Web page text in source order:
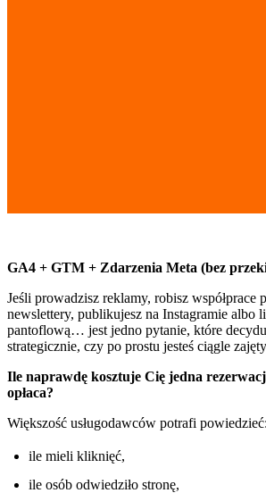
GA4 + GTM + Zdarzenia Meta (bez
Jeśli prowadzisz reklamy, robisz współprace
newslettery, publikujesz na Instagramie albo
pantoflową… jest jedno pytanie, które
strategicznie, czy po prostu jesteś ciągle
Ile naprawdę kosztuje Cię jedna
opłaca?
Większość usługodawców potrafi powiedzieć:
ile mieli kliknięć,
ile osób odwiedziło stronę,